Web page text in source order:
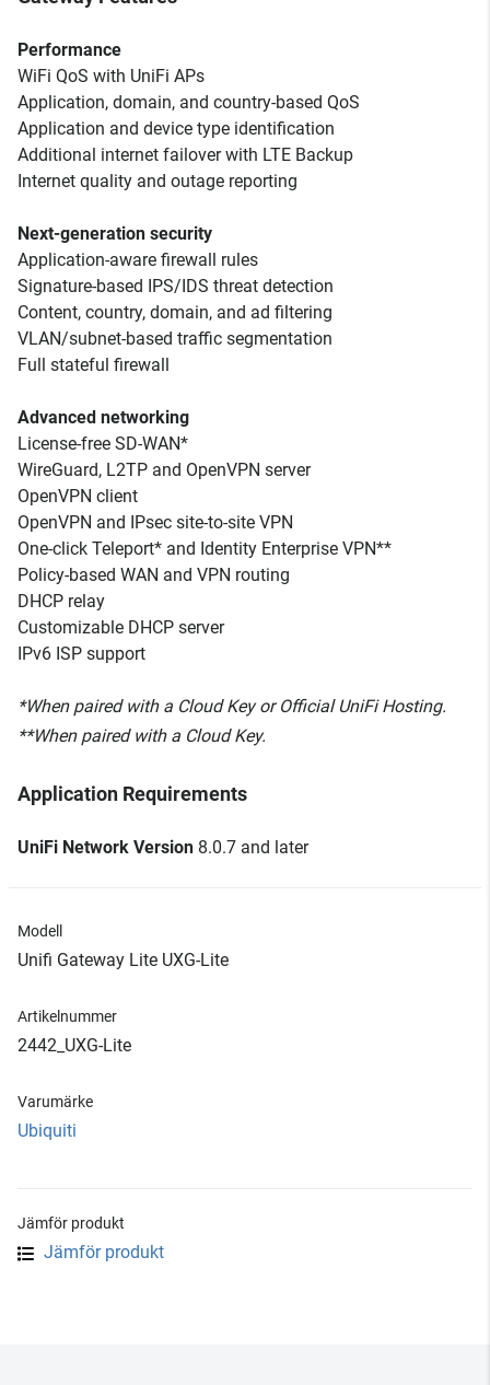
Performance
WiFi QoS with UniFi APs
Application, domain, and country-based QoS
Application and device type identification
Additional internet failover with LTE Backup
Internet quality and outage reporting
Next-generation security
Application-aware firewall rules
Signature-based IPS/IDS threat detection
Content, country, domain, and ad filtering
VLAN/subnet-based traffic segmentation
Full stateful firewall
Advanced networking
License-free SD-WAN*
WireGuard, L2TP and OpenVPN server
OpenVPN client
OpenVPN and IPsec site-to-site VPN
One-click Teleport* and Identity Enterprise VPN**
Policy-based WAN and VPN routing
DHCP relay
Customizable DHCP server
IPv6 ISP support
*When paired with a Cloud Key or Official UniFi Hosting.
**When paired with a Cloud Key.
Application Requirements
UniFi Network Version 8.0.7 and later
Modell
Unifi Gateway Lite UXG-Lite
Artikelnummer
2442_UXG-Lite
Varumärke
Ubiquiti
Jämför produkt
Jämför produkt